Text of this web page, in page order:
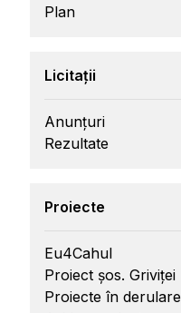
Plan
Licitații
Anunțuri
Rezultate
Proiecte
Eu4Cahul
Proiect șos. Griviței
Proiecte în derulare